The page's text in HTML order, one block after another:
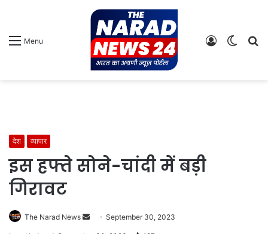
Menu
Switch
Log
देश व्यापार
इस हफ्ते सोने-चांदी में बड़ी
गिरावट
The Narad News
Send September 30, 2023